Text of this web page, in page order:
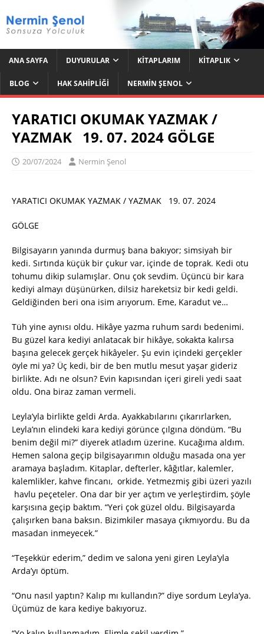
ANA SAYFA DUYURULAR KITAPLARIM KITAPLIK
BLOG HAK SAHIPLIĞI NERMIN ŞENOL
YARATICI OKUMAK YAZMAK /
YAZMAK 19. 07. 2024 GÖLGE
20/07/2024 Nermin Şenol
YARATICI OKUMAK YAZMAK / YAZMAK 19. 07. 2024
GÖLGE
Bilgisayarın yanında durmuş bana bakıyor; simsiyah bir
kedi. Sırtında küçük bir çukur var, içinde de toprak. Kedi otu
tohumu dikip sulamışlar. Onu çok sevdim. Üçüncü bir kara
kediyi almayı düşünürken, dilsiz hareketsiz bir kedi geldi.
Geldiğinden beri ona isim arıyorum. Eme, Karadut ve…
Tüh yine aynısı oldu. Hikâye yazma ruhum sardı bedenimi.
Bu güzel kara kediyi anlatacak bir hikâye, sokakta kalırsa
başına gelecek gerçek hikâyeler. Şu evin içindeki gerçekler
öyle mi ya? Üç kedi, bir de ben mutlu mesut yaşar gideriz
birlikte. Adı ne olsun? Evin kapısından içeri gireli yedi saat
oldu. Ona biraz zaman vermeli.
Leyla’yla birlikte geldi Arda. Ayakkabılarını çıkarırlarken,
Leyla’nın elindeki kara kediyi görünce çılgına döndüm. “Bu
benim değil mi?” diyerek atladım üzerine. Kucağıma aldım.
Hemen salona geçip bilgisayarımın olduğu masada ona yer
aramaya başladım. Kitaplar, defterler, kâğıtlar, kalemler,
kalemlikler, kahve fincanı, orkide. Yetmezmiş gibi üzeri yazılı
havlu peçeteler. Ona dar bir yer açtım ve yerleştirdim, şöyle
karşısına geçip baktım. “Yeri çok güzel oldu. Bilgisayarda
çalışırken bana baksın. Bizimkiler masaya çıkmıyordu. Bu da
masadan inmeyecek.”
“Teşekkür ederim,” dedim ve salona yeni giren Leyla’yla
Arda’yı öptüm.
“Onu nasıl yaptın? Kalıp mı kullandın?” diye sordum Leyla’ya.
Üçümüz de kara kediye bakıyoruz.